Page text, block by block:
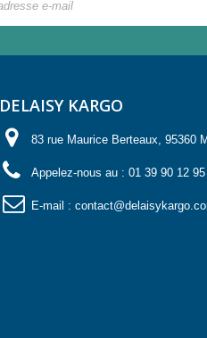
DELAISY KARGO
83 rue Maurice Berteaux, 95360
Appelez-nous au :01 39 90 12 95
E-mail :